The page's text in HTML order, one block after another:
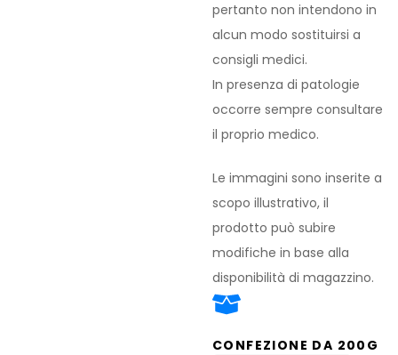
pertanto non intendono in
alcun modo sostituirsi a
consigli medici.
In presenza di patologie
occorre sempre consultare
il proprio medico.
Le immagini sono inserite a
scopo illustrativo, il
prodotto può subire
modifiche in base alla
disponibilità di magazzino.
CONFEZIONE DA 200G